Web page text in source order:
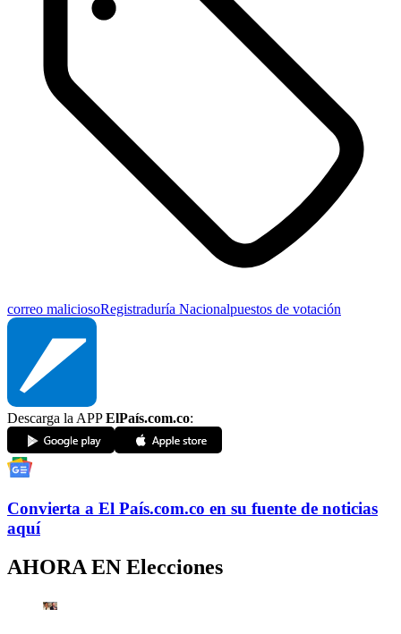
correo maliciosoRegistraduría Nacionalpuestos de votación
Descarga la APPElPaís.com.co:
Convierta a El País.com.co en su fuente de noticias
aquí
AHORA EN Elecciones